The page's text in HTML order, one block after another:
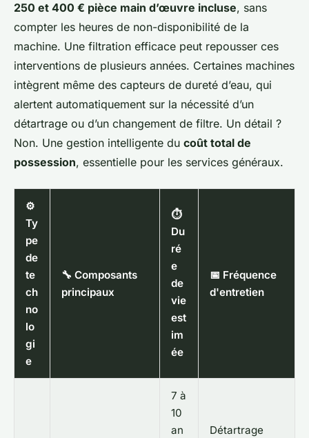
250 et 400 € pièce main d’œuvre incluse, sans
compter les heures de non-disponibilité de la
machine. Une filtration efficace peut repousser ces
interventions de plusieurs années. Certaines machines
intègrent même des capteurs de dureté d’eau, qui
alertent automatiquement sur la nécessité d’un
détartrage ou d’un changement de filtre. Un détail ?
Non. Une gestion intelligente du coût total de
possession, essentielle pour les services généraux.
⚙️
Ty
pe
de
te
ch
no
lo
gi
e
🔧 Composants
principaux
⏱️
Du
ré
e
de
vie
est
im
ée
📅 Fréquence
d'entretien
7 à
10
an
Détartrage